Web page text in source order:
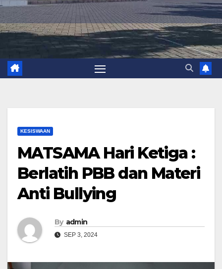
KESISWAAN
MATSAMA Hari Ketiga :
Berlatih PBB dan Materi
Anti Bullying
By admin
SEP 3, 2024